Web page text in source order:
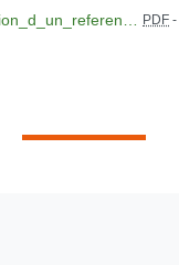
PDF -